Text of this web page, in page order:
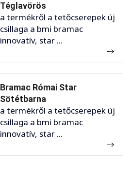
Téglavörös
a termékről a tetőcserepek új
csillaga a bmi bramac
innovatív, star ...
Bramac Római Star
Sötétbarna
a termékről a tetőcserepek új
csillaga a bmi bramac
innovatív, star ...